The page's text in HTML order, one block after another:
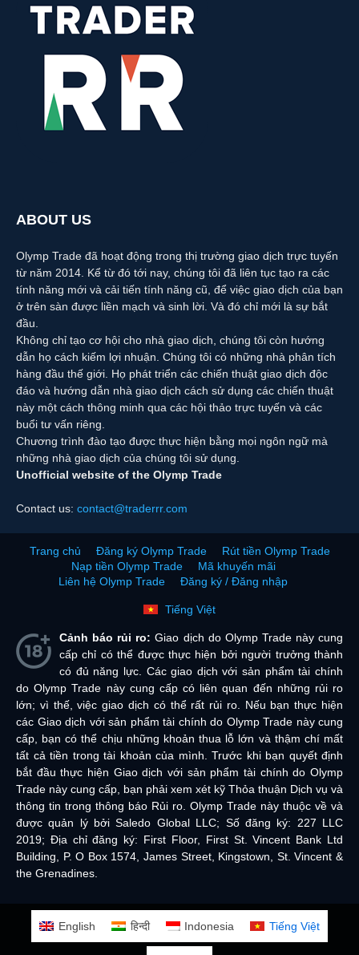
ABOUT US
Olymp Trade đã hoạt động trong thị trường giao dịch trực tuyến
từ năm 2014. Kể từ đó tới nay, chúng tôi đã liên tục tạo ra các
tính năng mới và cải tiến tính năng cũ, để việc giao dịch của bạn
ở trên sàn được liền mạch và sinh lời. Và đó chỉ mới là sự bắt
đầu.
Không chỉ tạo cơ hội cho nhà giao dịch, chúng tôi còn hướng
dẫn họ cách kiếm lợi nhuận. Chúng tôi có những nhà phân tích
hàng đầu thế giới. Họ phát triển các chiến thuật giao dịch độc
đáo và hướng dẫn nhà giao dịch cách sử dụng các chiến thuật
này một cách thông minh qua các hội thảo trực tuyến và các
buổi tư vấn riêng.
Chương trình đào tạo được thực hiện bằng mọi ngôn ngữ mà
những nhà giao dịch của chúng tôi sử dụng.
Unofficial website of the Olymp Trade
Contact us: contact@traderrr.com
Trang chủ Đăng ký Olymp Trade
Rút tiền Olymp Trade
Nạp tiền Olymp Trade
Mã khuyến mãi
Liên hệ Olymp Trade
Đăng ký / Đăng nhập
Tiếng Việt
Cảnh báo rủi ro: Giao dịch do Olymp Trade này cung
cấp chỉ có thể được thực hiện bởi người trưởng thành
có đủ năng lực. Các giao dịch với sản phẩm tài chính
do Olymp Trade này cung cấp có liên quan đến những rủi ro
lớn; vì thế, việc giao dịch có thể rất rủi ro. Nếu bạn thực hiện
các Giao dịch với sản phẩm tài chính do Olymp Trade này cung
cấp, bạn có thể chịu những khoản thua lỗ lớn và thậm chí mất
tất cả tiền trong tài khoản của mình. Trước khi bạn quyết định
bắt đầu thực hiện Giao dịch với sản phẩm tài chính do Olymp
Trade này cung cấp, bạn phải xem xét kỹ Thỏa thuận Dịch vụ và
thông tin trong thông báo Rủi ro. Olymp Trade này thuộc về và
được quản lý bởi Saledo Global LLC; Số đăng ký: 227 LLC
2019; Địa chỉ đăng ký: First Floor, First St. Vincent Bank Ltd
Building, P. O Box 1574, James Street, Kingstown, St. Vincent &
the Grenadines.
English हिन्दी Indonesia Tiếng Việt